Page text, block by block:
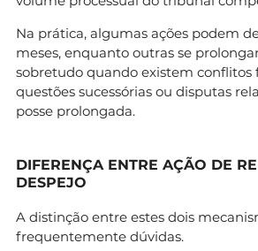
Na prática, algumas ações podem
meses, enquanto outras se
sobretudo quando existem conflitos
questões sucessórias ou disputas
posse prolongada.
DIFERENÇA ENTRE AÇÃO DE
DESPEJO
A distinção entre estes dois
frequentemente dúvidas.